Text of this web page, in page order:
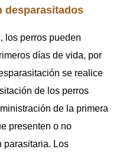
desparasitados
los perros pueden
días de vida, por
se realice
de los perros
de la primera
presenten o no
parasitaria. Los